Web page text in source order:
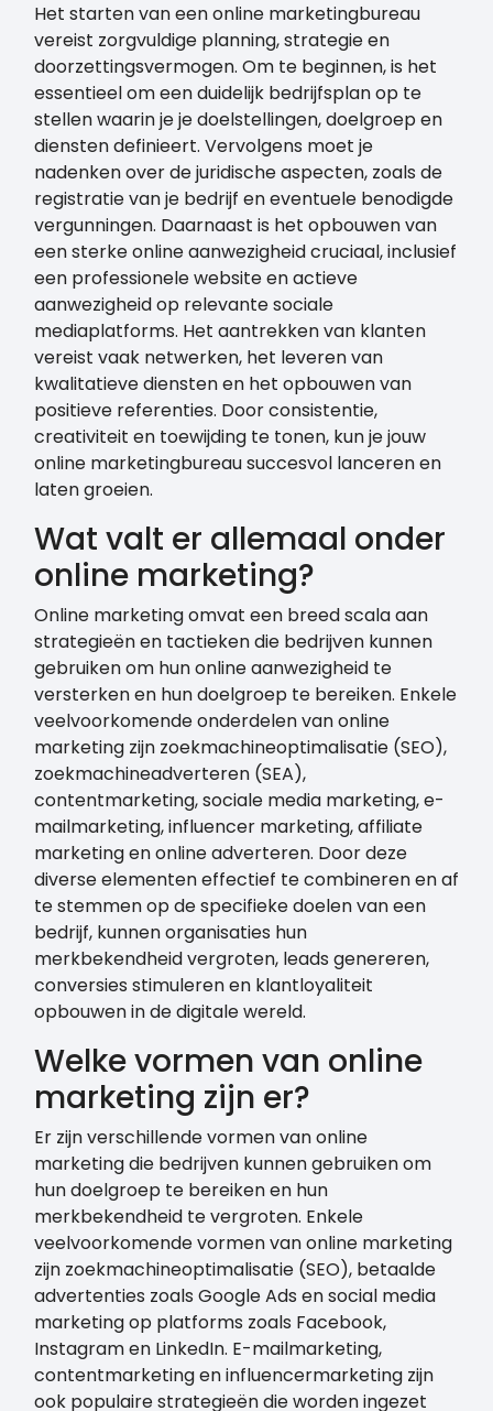
Het starten van een online marketingbureau
vereist zorgvuldige planning, strategie en
doorzettingsvermogen. Om te beginnen, is het
essentieel om een duidelijk bedrijfsplan op te
stellen waarin je je doelstellingen, doelgroep en
diensten definieert. Vervolgens moet je
nadenken over de juridische aspecten, zoals de
registratie van je bedrijf en eventuele benodigde
vergunningen. Daarnaast is het opbouwen van
een sterke online aanwezigheid cruciaal, inclusief
een professionele website en actieve
aanwezigheid op relevante sociale
mediaplatforms. Het aantrekken van klanten
vereist vaak netwerken, het leveren van
kwalitatieve diensten en het opbouwen van
positieve referenties. Door consistentie,
creativiteit en toewijding te tonen, kun je jouw
online marketingbureau succesvol lanceren en
laten groeien.
Wat valt er allemaal onder
online marketing?
Online marketing omvat een breed scala aan
strategieën en tactieken die bedrijven kunnen
gebruiken om hun online aanwezigheid te
versterken en hun doelgroep te bereiken. Enkele
veelvoorkomende onderdelen van online
marketing zijn zoekmachineoptimalisatie (SEO),
zoekmachineadverteren (SEA),
contentmarketing, sociale media marketing, e-
mailmarketing, influencer marketing, affiliate
marketing en online adverteren. Door deze
diverse elementen effectief te combineren en af
te stemmen op de specifieke doelen van een
bedrijf, kunnen organisaties hun
merkbekendheid vergroten, leads genereren,
conversies stimuleren en klantloyaliteit
opbouwen in de digitale wereld.
Welke vormen van online
marketing zijn er?
Er zijn verschillende vormen van online
marketing die bedrijven kunnen gebruiken om
hun doelgroep te bereiken en hun
merkbekendheid te vergroten. Enkele
veelvoorkomende vormen van online marketing
zijn zoekmachineoptimalisatie (SEO), betaalde
advertenties zoals Google Ads en social media
marketing op platforms zoals Facebook,
Instagram en LinkedIn. E-mailmarketing,
contentmarketing en influencermarketing zijn
ook populaire strategieën die worden ingezet